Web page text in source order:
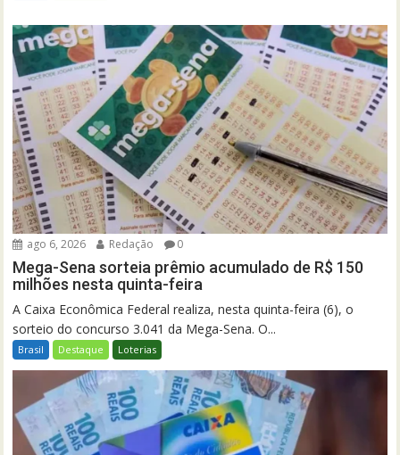
ago 6, 2026 Redação 0
Mega-Sena sorteia prêmio acumulado de R$ 150
milhões nesta quinta-feira
A Caixa Econômica Federal realiza, nesta quinta-feira (6), o
sorteio do concurso 3.041 da Mega-Sena. O...
Brasil Destaque Loterias